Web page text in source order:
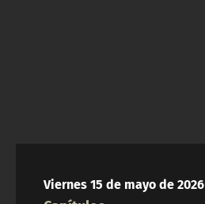
ACTUALIDAD Y TENDENCIAS
Viernes 15 de mayo de 2026